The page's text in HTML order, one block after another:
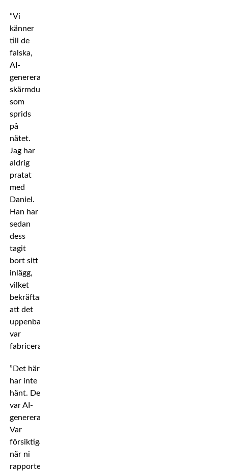
”Vi
känner
till de
falska,
AI-
genererade
skärmdumparna
som
sprids
på
nätet.
Jag har
aldrig
pratat
med
Daniel.
Han har
sedan
dess
tagit
bort sitt
inlägg,
vilket
bekräftar
att det
uppenbart
var
fabricerat.”
”Det här
har inte
hänt. De
var AI-
genererade.
Var
försiktiga
när ni
rapporterar